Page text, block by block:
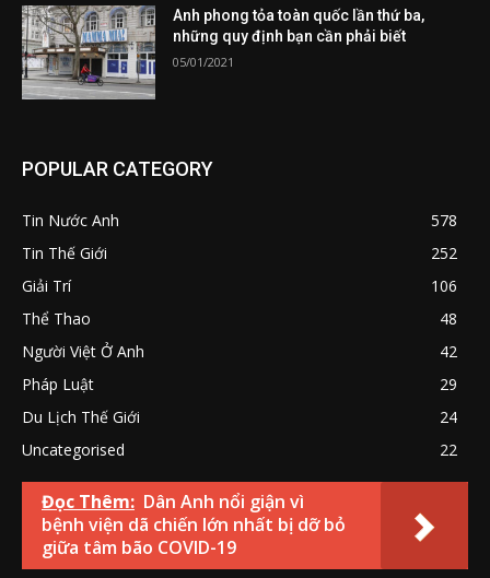
Anh phong tỏa toàn quốc lần thứ ba,
những quy định bạn cần phải biết
05/01/2021
POPULAR CATEGORY
Tin Nước Anh
578
Tin Thế Giới
252
Giải Trí
106
Thể Thao
48
Người Việt Ở Anh
42
Pháp Luật
29
Du Lịch Thế Giới
24
Uncategorised
22
Đọc Thêm: Dân Anh nổi giận vì
bệnh viện dã chiến lớn nhất bị dỡ bỏ
giữa tâm bão COVID-19